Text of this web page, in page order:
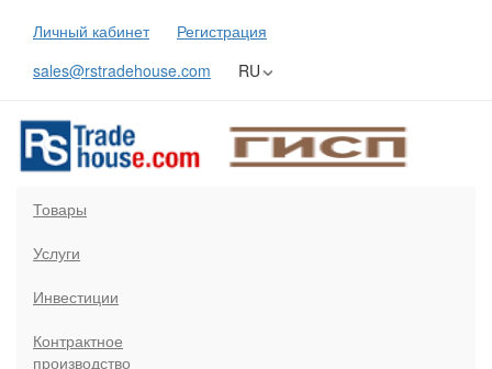
Личный кабинет
Регистрация
sales@rstradehouse.com
RU
Товары
Услуги
Инвестиции
Контрактное
производство